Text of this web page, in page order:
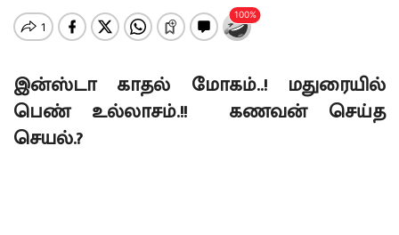
இன்ஸ்டா காதல் மோகம்..! மதுரையில்
பெண் உல்லாசம்.!! கணவன் செய்த
செயல்.?